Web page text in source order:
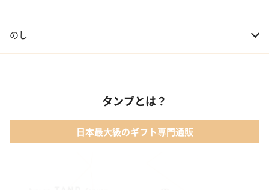
のし
タンプとは？
日本最大級のギフト専門通販